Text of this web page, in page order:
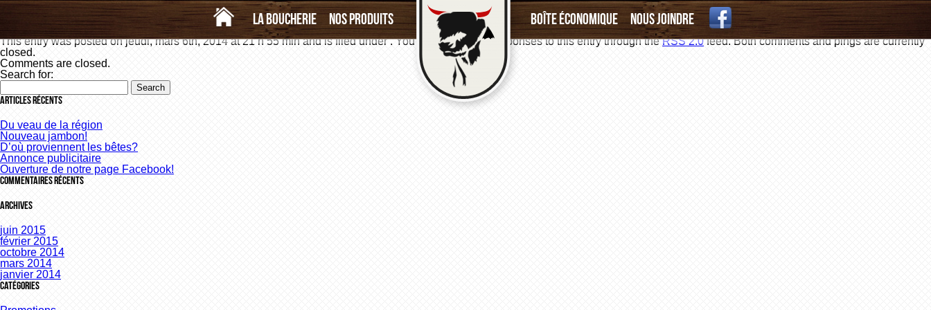
La boucherie Nos produits Boîte économique Nous joindre
«Ris Bison»
This entry was posted on jeudi, mars 6th, 2014 at 21 h 55 min and is filed under . You can follow any responses to this entry through theRSS 2.0feed. Both comments and pings are currently
closed.
Comments are closed.
Search for:
Articles récents
Du veau de la région
Nouveau jambon!
D’où proviennent les bêtes?
Annonce publicitaire
Ouverture de notre page Facebook!
Commentaires récents
Archives
juin 2015
février 2015
octobre 2014
mars 2014
janvier 2014
Catégories